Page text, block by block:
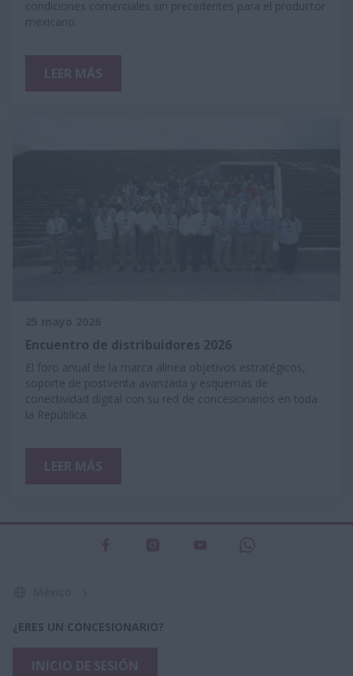
condiciones comerciales sin precedentes para el productor
mexicano.
Encuentro de distribuidores 2026
El foro anual de la marca alinea objetivos estratégicos,
soporte de postventa avanzada y esquemas de
conectividad digital con su red de concesionarios en toda
la República.
¿ERES UN CONCESIONARIO?